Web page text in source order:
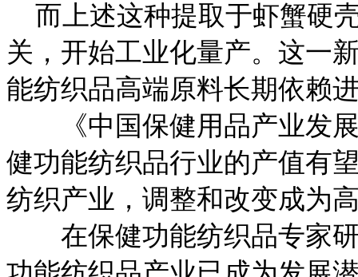
而上述这种提取于虾蟹硬
关，开始工业化量产。这一
能纺织品高端原料长期依赖
《中国保健用品产业发展
健功能纺织品行业的产值有
纺织产业，调整和改变成为
在保健功能纺织品专家研